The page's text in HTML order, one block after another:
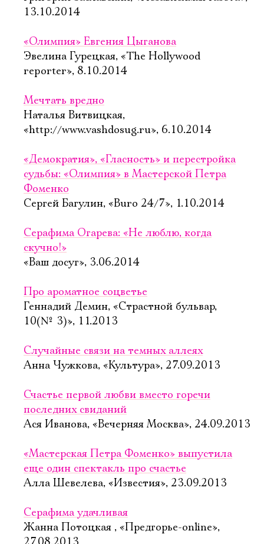
13.10.2014
«Олимпия» Евгения Цыганова
Эвелина Гурецкая, «The Hollywood
reporter», 8.10.2014
Мечтать вредно
Наталья Витвицкая,
«http://www.vashdosug.ru», 6.10.2014
«Демократия», «Гласность» и перестройка
судьбы: «Олимпия» в Мастерской Петра
Фоменко
Сергей Багулин, «Buro 24/7», 1.10.2014
Серафима Огарева: «Не люблю, когда
скучно!»
«Ваш досуг», 3.06.2014
Про ароматное соцветье
Геннадий Демин, «Страстной бульвар,
10(№ 3)», 11.2013
Случайные связи на темных аллеях
Анна Чужкова, «Культура», 27.09.2013
Счастье первой любви вместо горечи
последних свиданий
Ася Иванова, «Вечерняя Москва», 24.09.2013
«Мастерская Петра Фоменко» выпустила
еще один спектакль про счастье
Алла Шевелева, «Известия», 23.09.2013
Серафима удачливая
Жанна Потоцкая , «Предгорье-online»,